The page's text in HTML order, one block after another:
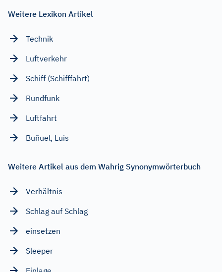
Weitere Lexikon Artikel
Technik
Luftverkehr
Schiff (Schifffahrt)
Rundfunk
Luftfahrt
Buñuel, Luis
Weitere Artikel aus dem Wahrig Synonymwörterbuch
Verhältnis
Schlag auf Schlag
einsetzen
Sleeper